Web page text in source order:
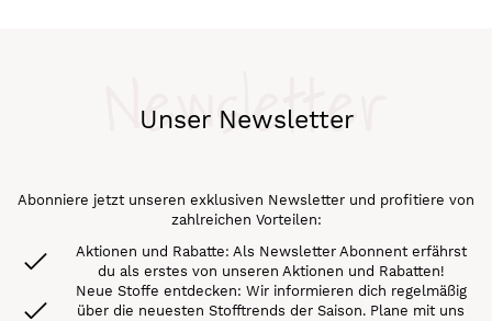
Unser Newsletter
Newsletter
Abonniere jetzt unseren exklusiven Newsletter und profitiere von
zahlreichen Vorteilen:
Aktionen und Rabatte: Als Newsletter Abonnent erfährst
du als erstes von unseren Aktionen und Rabatten!
Neue Stoffe entdecken: Wir informieren dich regelmäßig
über die neuesten Stofftrends der Saison. Plane mit uns